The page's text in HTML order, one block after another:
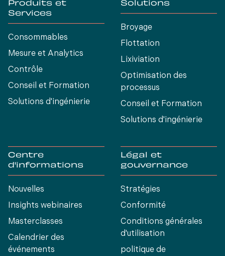
Produits et
Services
Consommables
Mesure et Analytics
Contrôle
Conseil et Formation
Solutions d'ingénierie
Solutions
Broyage
Flottation
Lixiviation
Optimisation des
processus
Conseil et Formation
Solutions d'ingénierie
Centre
d'informations
Nouvelles
Insights webinaires
Masterclasses
Calendrier des
événements
Légal et
gouvernance
Stratégies
Conformité
Conditions générales
d'utilisation
politique de